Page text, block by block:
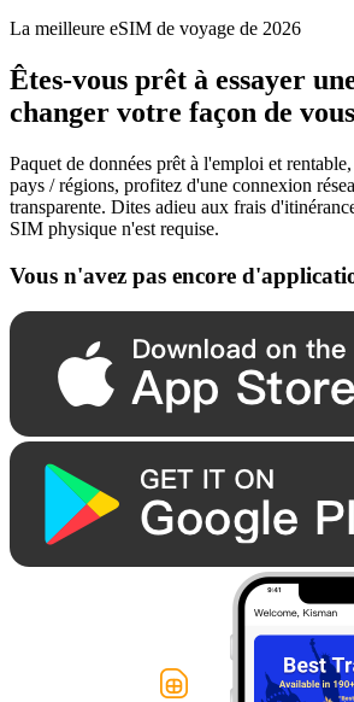
La meilleure eSIM de voyage de 2026
Êtes-vous prêt à essayer
changer votre façon de
Paquet de données prêt à l'emploi et
pays / régions, profitez d'une connexion
transparente. Dites adieu aux frais
SIM physique n'est requise.
Vous n'avez pas encore